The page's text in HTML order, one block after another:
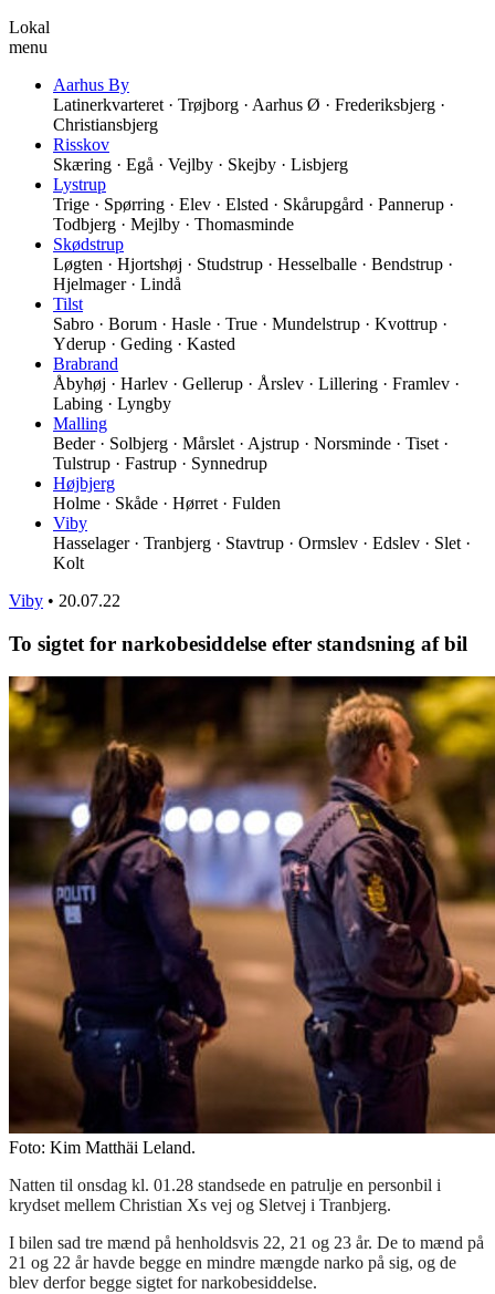
Lokal
menu
Aarhus By
Latinerkvarteret · Trøjborg · Aarhus Ø · Frederiksbjerg ·
Christiansbjerg
Risskov
Skæring · Egå · Vejlby · Skejby · Lisbjerg
Lystrup
Trige · Spørring · Elev · Elsted · Skårupgård · Pannerup ·
Todbjerg · Mejlby · Thomasminde
Skødstrup
Løgten · Hjortshøj · Studstrup · Hesselballe · Bendstrup ·
Hjelmager · Lindå
Tilst
Sabro · Borum · Hasle · True · Mundelstrup · Kvottrup ·
Yderup · Geding · Kasted
Brabrand
Åbyhøj · Harlev · Gellerup · Årslev · Lillering · Framlev ·
Labing · Lyngby
Malling
Beder · Solbjerg · Mårslet · Ajstrup · Norsminde · Tiset ·
Tulstrup · Fastrup · Synnedrup
Højbjerg
Holme · Skåde · Hørret · Fulden
Viby
Hasselager · Tranbjerg · Stavtrup · Ormslev · Edslev · Slet ·
Kolt
Viby • 20.07.22
To sigtet for narkobesiddelse efter standsning af bil
Foto: Kim Matthäi Leland.
Natten til onsdag kl. 01.28 standsede en patrulje en personbil i
krydset mellem Christian Xs vej og Sletvej i Tranbjerg.
I bilen sad tre mænd på henholdsvis 22, 21 og 23 år. De to mænd på
21 og 22 år havde begge en mindre mængde narko på sig, og de
blev derfor begge sigtet for narkobesiddelse.